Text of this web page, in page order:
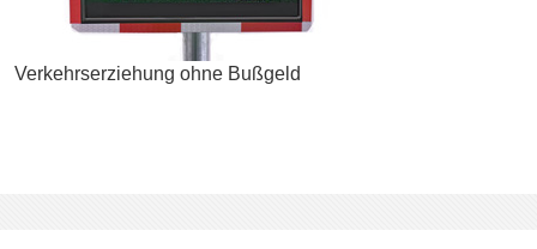
Verkehrserziehung ohne Bußgeld